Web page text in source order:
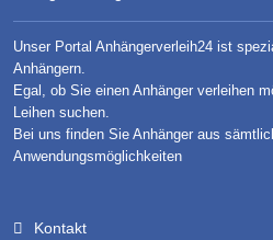
Unser Portal Anhängerverleih24 ist
Anhängern.
Egal, ob Sie einen Anhänger verleihen
Leihen suchen.
Bei uns finden Sie Anhänger aus
Anwendungsmöglichkeiten
Kontakt